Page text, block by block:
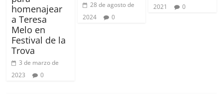
homenajear
a Teresa
Melo en
Festival de la
Trova
3 de marzo de
2023
0
28 de agosto de
2024
0
2021
0